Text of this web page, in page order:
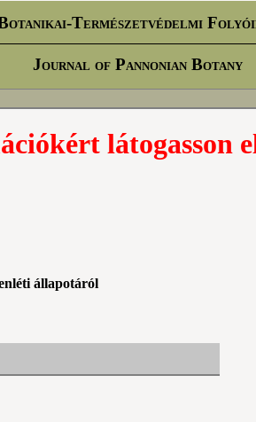
Természetvédelmi
Journal of Pannonian Botany
látogasson
állapotáról